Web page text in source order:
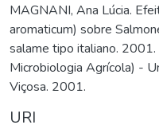
MAGNANI, Ana Lúcia.
aromaticum) sobre
salame tipo italiano.
Microbiologia Agrícola) -
Viçosa. 2001.
URI